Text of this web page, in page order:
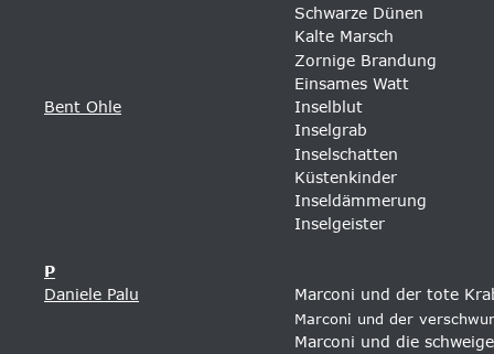
Schwarze Dünen
Kalte Marsch
Zornige Brandung
Einsames Watt
Bent Ohle
Inselblut
Inselgrab
Inselschatten
Küstenkinder
Inseldämmerung
Inselgeister
P
Daniele Palu
Marconi und der tote
Marconi und der
Marconi und die